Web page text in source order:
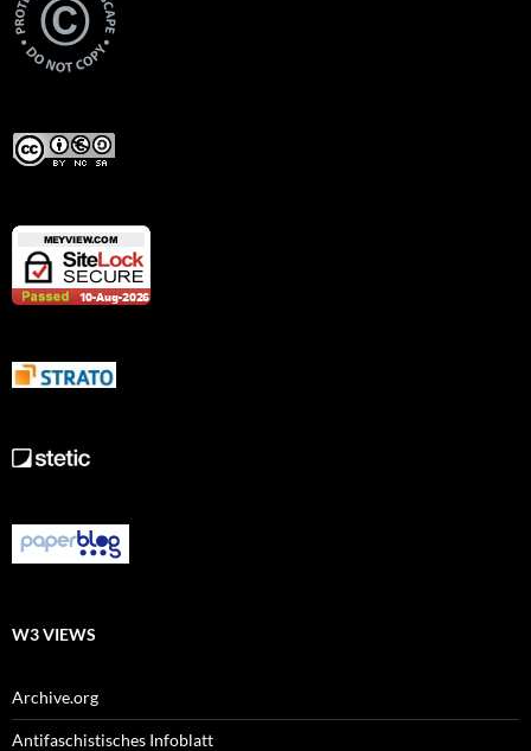
W3 VIEWS
Archive.org
Antifaschistisches Infoblatt